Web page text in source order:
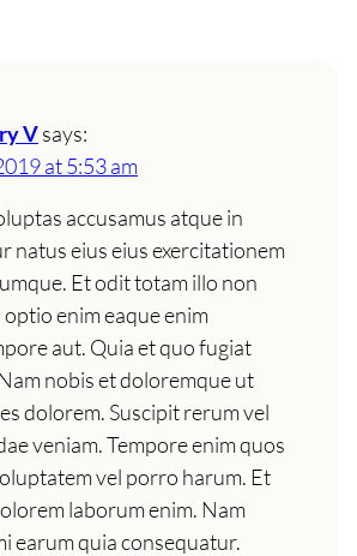
Vsays:
at 5:53 am
accusamus atque in
natus eius eius exercitationem
Et odit totam illo non
enim eaque enim
aut. Quia et quo fugiat
nobis et doloremque ut
dolorem. Suscipit rerum vel
veniam. Tempore enim quos
vel porro harum. Et
laborum enim. Nam
earum quia consequatur.